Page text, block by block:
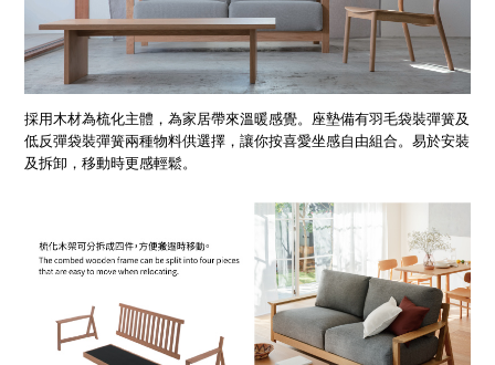
採用木材為梳化主體，為家居帶來溫暖感覺。座墊備有羽毛袋裝彈簧及
低反彈袋裝彈簧兩種物料供選擇，讓你按喜愛坐感自由組合。易於安裝
及拆卸，移動時更感輕鬆。